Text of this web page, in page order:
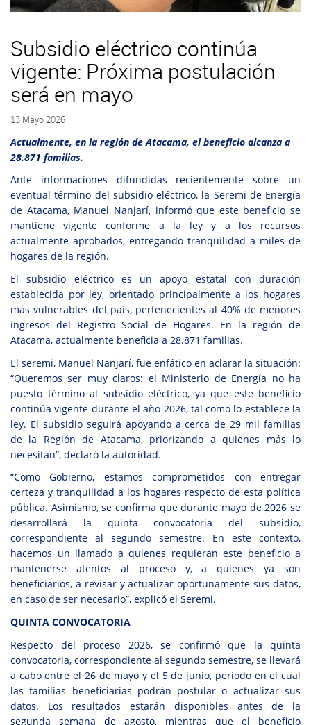
Subsidio eléctrico continúa
vigente: Próxima postulación
será en mayo
13 Mayo 2026
Actualmente, en la región de Atacama, el beneficio alcanza a
28.871 familias.
Ante informaciones difundidas recientemente sobre un
eventual término del subsidio eléctrico, la Seremi de Energía
de Atacama, Manuel Nanjarí, informó que este beneficio se
mantiene vigente conforme a la ley y a los recursos
actualmente aprobados, entregando tranquilidad a miles de
hogares de la región.
El subsidio eléctrico es un apoyo estatal con duración
establecida por ley, orientado principalmente a los hogares
más vulnerables del país, pertenecientes al 40% de menores
ingresos del Registro Social de Hogares. En la región de
Atacama, actualmente beneficia a 28.871 familias.
El seremi, Manuel Nanjarí, fue enfático en aclarar la situación:
“Queremos ser muy claros: el Ministerio de Energía no ha
puesto término al subsidio eléctrico, ya que este beneficio
continúa vigente durante el año 2026, tal como lo establece la
ley. El subsidio seguirá apoyando a cerca de 29 mil familias
de la Región de Atacama, priorizando a quienes más lo
necesitan”, declaró la autoridad.
“Como Gobierno, estamos comprometidos con entregar
certeza y tranquilidad a los hogares respecto de esta política
pública. Asimismo, se confirma que durante mayo de 2026 se
desarrollará la quinta convocatoria del subsidio,
correspondiente al segundo semestre. En este contexto,
hacemos un llamado a quienes requieran este beneficio a
mantenerse atentos al proceso y, a quienes ya son
beneficiarios, a revisar y actualizar oportunamente sus datos,
en caso de ser necesario”, explicó el Seremi.
QUINTA CONVOCATORIA
Respecto del proceso 2026, se confirmó que la quinta
convocatoria, correspondiente al segundo semestre, se llevará
a cabo entre el 26 de mayo y el 5 de junio, período en el cual
las familias beneficiarias podrán postular o actualizar sus
datos. Los resultados estarán disponibles antes de la
segunda semana de agosto, mientras que el beneficio